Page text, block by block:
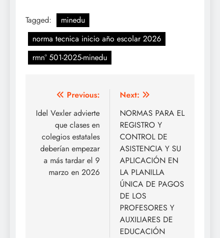
Tagged:
minedu
norma tecnica inicio año escolar 2026
rmn° 501-2025-minedu
Navegación
de
entradas
Previous:
Idel Vexler advierte
que clases en
colegios estatales
deberían empezar
a más tardar el 9
marzo en 2026
Next:
NORMAS PARA EL
REGISTRO Y
CONTROL DE
ASISTENCIA Y SU
APLICACIÓN EN
LA PLANILLA
ÚNICA DE PAGOS
DE LOS
PROFESORES Y
AUXILIARES DE
EDUCACIÓN